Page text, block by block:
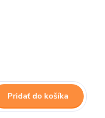
Pridať do košíka